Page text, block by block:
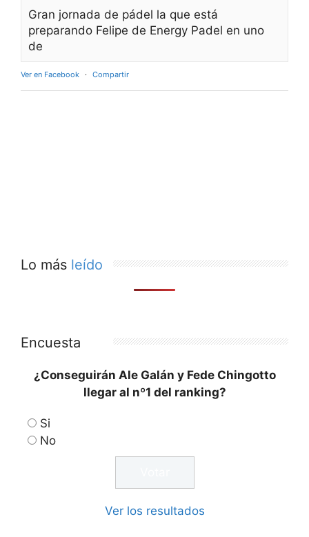
Gran jornada de pádel la que está
preparando Felipe de Energy Padel en uno
de
Ver en Facebook · Compartir
Lo más leído
Encuesta
¿Conseguirán Ale Galán y Fede Chingotto
llegar al nº1 del ranking?
Si
No
Ver los resultados